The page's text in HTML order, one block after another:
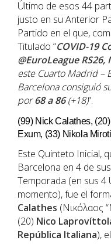
Último de esos 44
justo en su Anterior
Partido en el que,
Titulado “COVID-19
@EuroLeague
esteCuartoMadrid–
Barcelonaconsiguió
por68 a 86(+18)”.
(99) Nick Calathes,
Exum, (33) Nikola
Este Quinteto Inicial,
Barcelona en 4 de
Temporada (en sus 4
momento), fue el
Calathes (Νικόλαος
(20) Nico
República Italiana),